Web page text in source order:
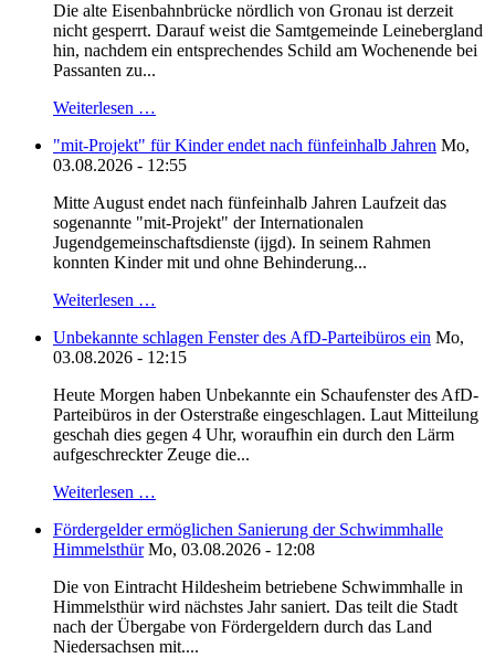
Die alte Eisenbahnbrücke nördlich von Gronau ist derzeit
nicht gesperrt. Darauf weist die Samtgemeinde Leinebergland
hin, nachdem ein entsprechendes Schild am Wochenende bei
Passanten zu...
Weiterlesen …
"mit-Projekt" für Kinder endet nach fünfeinhalb Jahren Mo,
03.08.2026 - 12:55
Mitte August endet nach fünfeinhalb Jahren Laufzeit das
sogenannte "mit-Projekt" der Internationalen
Jugendgemeinschaftsdienste (ijgd). In seinem Rahmen
konnten Kinder mit und ohne Behinderung...
Weiterlesen …
Unbekannte schlagen Fenster des AfD-Parteibüros ein Mo,
03.08.2026 - 12:15
Heute Morgen haben Unbekannte ein Schaufenster des AfD-
Parteibüros in der Osterstraße eingeschlagen. Laut Mitteilung
geschah dies gegen 4 Uhr, woraufhin ein durch den Lärm
aufgeschreckter Zeuge die...
Weiterlesen …
Fördergelder ermöglichen Sanierung der Schwimmhalle
Himmelsthür Mo, 03.08.2026 - 12:08
Die von Eintracht Hildesheim betriebene Schwimmhalle in
Himmelsthür wird nächstes Jahr saniert. Das teilt die Stadt
nach der Übergabe von Fördergeldern durch das Land
Niedersachsen mit....